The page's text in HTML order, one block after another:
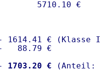
€ (Klasse I)
88.79 €
1703.20 €